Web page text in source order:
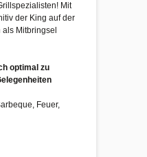
Mit
der King auf der
Mitbringsel
optimal zu
Feuer,